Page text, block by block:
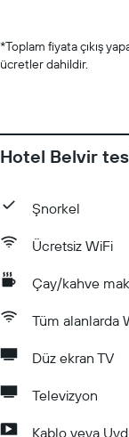
*Toplam fiyata çıkış
ücretler dahildir.
Hotel Belvir
Şnorkel
Ücretsiz WiFi
Çay/kahve
Tüm alanlarda
Düz ekran TV
Televizyon
Kablo veya